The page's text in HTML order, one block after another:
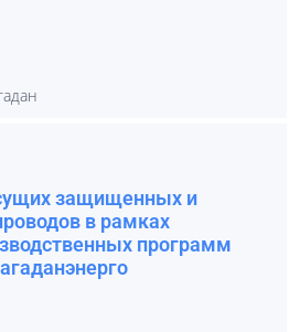
защищенных и
в рамках
программ